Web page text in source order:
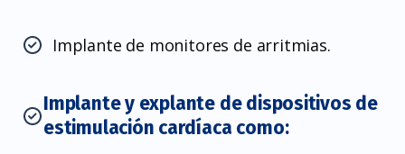
Implante de monitores de arritmias.
Implante y explante de dispositivos de
estimulación cardíaca como: